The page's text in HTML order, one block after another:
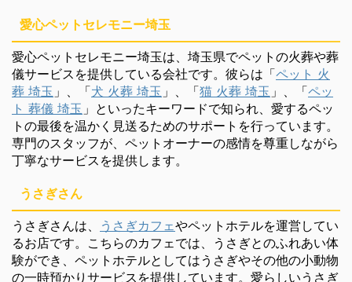
愛心ペットセレモニー埼玉
愛心ペットセレモニー埼玉は、埼玉県でペットの火葬や葬
儀サービスを提供している会社です。彼らは「ペット 火
葬 埼玉 」、「犬 火葬 埼玉 」、「猫 火葬 埼玉 」、「ペッ
ト 葬儀 埼玉 」といったキーワードで知られ、愛するペッ
トの最後を温かく見送るためのサポートを行っています。
専門のスタッフが、ペットオーナーの感情を尊重しながら
丁寧なサービスを提供します。
うさぎさん
うさぎさんは、 うさぎカフェやペットホテルを運営してい
るお店です。こちらのカフェでは、うさぎとのふれあい体
験ができ、ペットホテルとしてはうさぎやその他の小動物
の一時預かりサービスを提供しています。愛らしいうさぎ